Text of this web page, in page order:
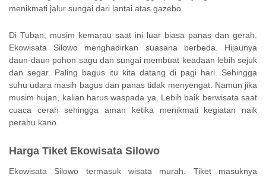
menikmati jalur sungai dari lantai atas gazebo.
Di Tuban, musim kemarau saat ini luar biasa panas dan gerah.
Ekowisata Silowo menghadirkan suasana berbeda. Hijaunya
daun-daun pohon sagu dan sungai membuat keadaan lebih sejuk
dan segar. Paling bagus itu kita datang di pagi hari. Sehingga
suhu udara masih bagus dan panas tidak menyengat. Namun jika
musim hujan, kalian harus waspada ya. Lebih baik berwisata saat
cuaca cerah sehingga aman ketika menikmati kegiatan naik
perahu kano.
Harga Tiket Ekowisata Silowo
Ekowisata Silowo termasuk wisata murah. Tiket masuknya